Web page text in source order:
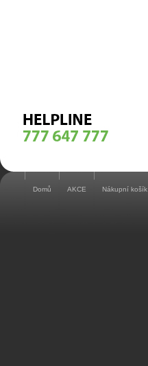
Domů AKCE Nákupní košík